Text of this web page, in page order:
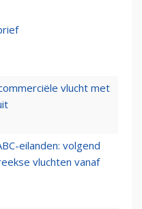
vlucht met
eilanden: volgend
vluchten vanaf